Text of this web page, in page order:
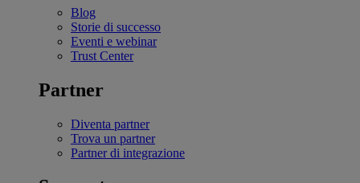
Blog
Storie di successo
Eventi e webinar
Trust Center
Partner
Diventa partner
Trova un partner
Partner di integrazione